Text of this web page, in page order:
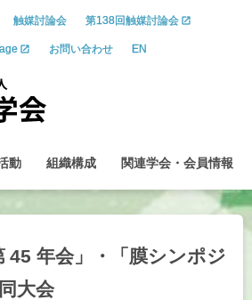
触媒討論会 第138回触媒討論会
お問い合わせ EN
動 組織構成 関連学会 ・ 会員情報
45 年会」 ・ 「膜シンポジ
大会